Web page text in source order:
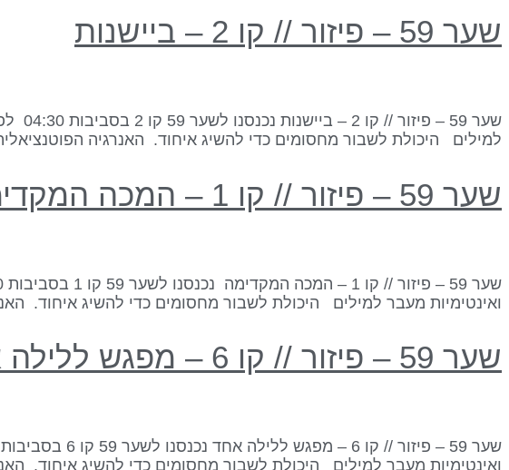
שער 59 – פיזור // קו 2 – ביישנות
למילים היכולת לשבור מחסומים כדי להשיג איחוד. האנרגיה
שער 59 – פיזור // קו 1 – המכה המקדימה
ואינטימיות מעבר למילים היכולת לשבור מחסומים כדי להשיג איחוד.
שער 59 – פיזור // קו 6 – מפגש ללילה אחד
ואינטימיות מעבר למילים היכולת לשבור מחסומים כדי להשיג איחוד.